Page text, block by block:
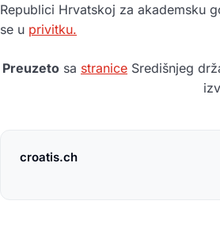
Republici Hrvatskoj za akademsku
se u privitku.
Preuzeto sa stranice Središnjeg
croatis.ch